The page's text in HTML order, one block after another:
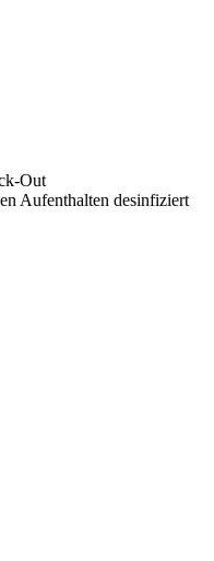
Out
Aufenthalten desinfiziert